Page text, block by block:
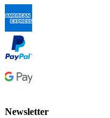
Newsletter